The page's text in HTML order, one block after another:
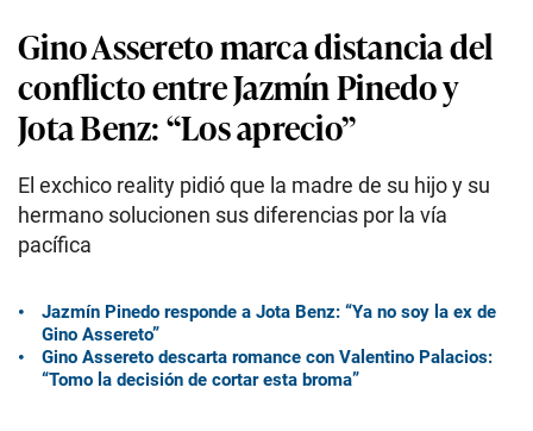
Gino Assereto marca distancia del
conflicto entre Jazmín Pinedo y
Jota Benz: “Los aprecio”
El exchico reality pidió que la madre de su hijo y su
hermano solucionen sus diferencias por la vía
pacífica
Jazmín Pinedo responde a Jota Benz: “Ya no soy la ex de
Gino Assereto”
Gino Assereto descarta romance con Valentino Palacios:
“Tomo la decisión de cortar esta broma”